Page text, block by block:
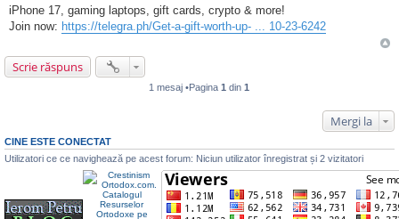
e
s
a
e
c
i
iPhone 17, gaming laptops, gift cards, crypto & more!
Join now: https://telegra.ph/Get-a-gift-worth-up- ... 10-23-6242
Scrie răspuns
1 mesaj •Pagina1 din1
Mergi la
CINE ESTE CONECTAT
Utilizatori ce ce navighează pe acest forum: Niciun utilizator înregistrat și 2 vizitatori